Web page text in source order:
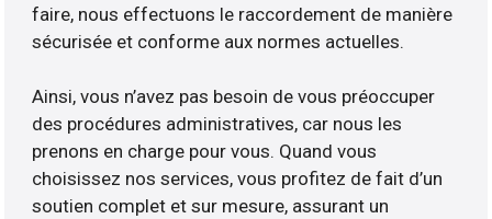
faire, nous effectuons le raccordement de manière
sécurisée et conforme aux normes actuelles.
Ainsi, vous n’avez pas besoin de vous préoccuper
des procédures administratives, car nous les
prenons en charge pour vous. Quand vous
choisissez nos services, vous profitez de fait d’un
soutien complet et sur mesure, assurant un